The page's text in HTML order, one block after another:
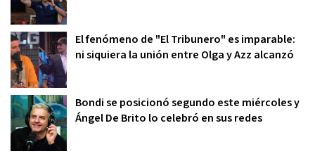
El fenómeno de "El Tribunero" es imparable:
ni siquiera la unión entre Olga y Azz alcanzó
Bondi se posicionó segundo este miércoles y
Ángel De Brito lo celebró en sus redes